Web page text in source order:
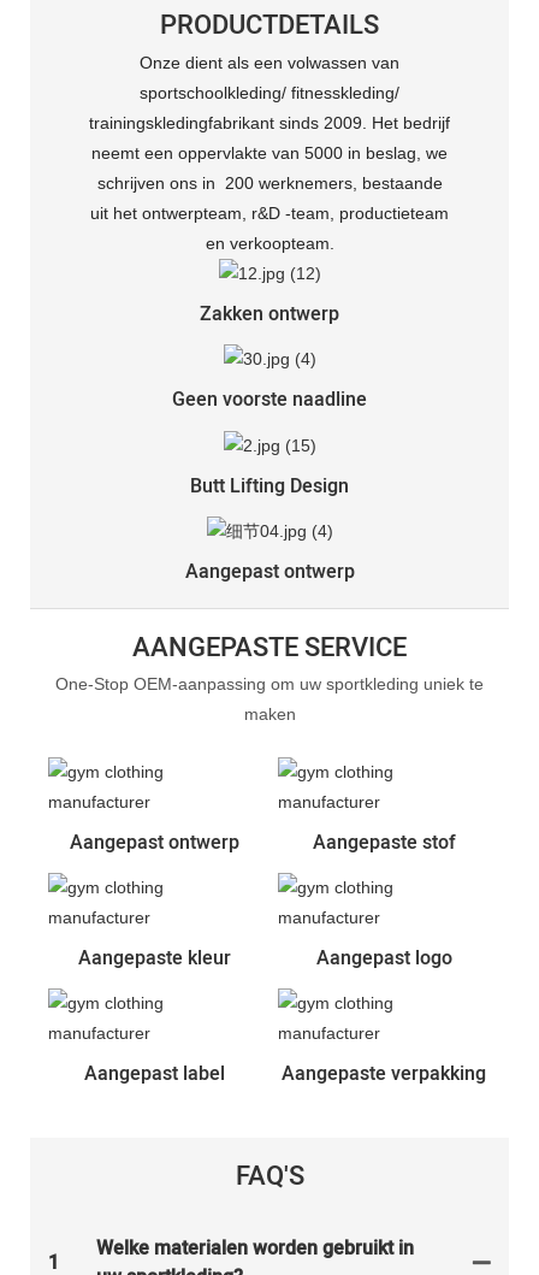
PRODUCTDETAILS
Onze dient als een volwassen van
sportschoolkleding/ fitnesskleding/
trainingskledingfabrikant sinds 2009. Het bedrijf
neemt een oppervlakte van 5000 in beslag, we
schrijven ons in 200 werknemers, bestaande
uit het ontwerpteam, r&D -team, productieteam
en verkoopteam.
Zakken ontwerp
Geen voorste naadline
Butt Lifting Design
Aangepast ontwerp
AANGEPASTE SERVICE
One-Stop OEM-aanpassing om uw sportkleding uniek te
maken
Aangepast ontwerp Aangepaste stof
Aangepaste kleur Aangepast logo
Aangepast label Aangepaste verpakking
FAQ'S
1
Welke materialen worden gebruikt in